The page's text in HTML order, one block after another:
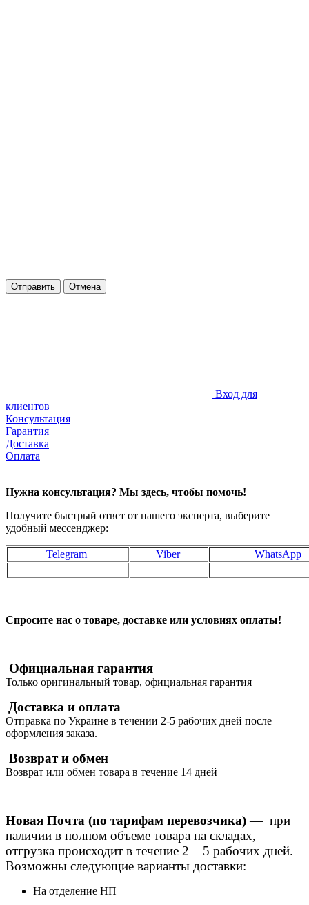
Отправить Отмена
Вход для
клиентов
Консультация
Гарантия
Доставка
Оплата
Нужна консультация? Мы здесь, чтобы помочь!
Получите быстрый ответ от нашего эксперта, выберите
удобный мессенджер:
Telegram Viber WhatsApp
Спросите нас о товаре, доставке или условиях оплаты!
Официальная гарантия
Только оригинальный товар, официальная гарантия
Доставка и оплата
Отправка по Украине в течении 2-5 рабочих дней после
оформления заказа.
Возврат и обмен
Возврат или обмен товара в течение 14 дней
Новая Почта (по тарифам перевозчика)— при
наличии в полном объеме товара на складах,
отгрузка происходит в течение 2 – 5 рабочих дней.
Возможны следующие варианты доставки:
На отделение НП